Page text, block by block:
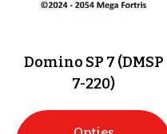
Domino SP 7 (DMSP
7-220)